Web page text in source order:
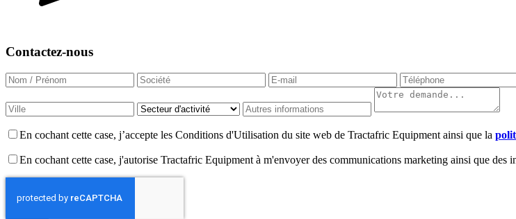
Contactez-nous
En cochant cette case, j’accepte les Conditions d'Utilisation du site web de Tractafric Equipment ainsi que la
En cochant cette case, j'autorise Tractafric Equipment à m'envoyer des communications marketing ainsi que des